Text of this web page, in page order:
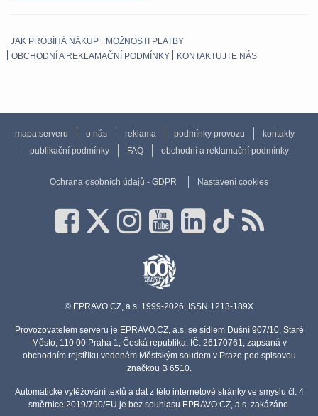
JAK PROBÍHÁ NÁKUP
MOŽNOSTI PLATBY
OBCHODNÍ A REKLAMAČNÍ PODMÍNKY
KONTAKTUJTE NÁS
mapa serveru o nás reklama podmínky provozu
kontakty
publikační podmínky
FAQ obchodní a reklamační podmínky
Ochrana osobních údajů - GDPR Nastavení cookies
© EPRAVO.CZ, a.s. 1999-2026, ISSN 1213-189X
Provozovatelem serveru je EPRAVO.CZ, a.s. se sídlem Dušní 907/10, Staré
Město, 110 00 Praha 1, Česká republika, IČ: 26170761, zapsaná v
obchodním rejstříku vedeném Městským soudem v Praze pod spisovou
značkou B 6510.
Automatické vytěžování textů a dat z této internetové stránky ve smyslu čl. 4
směrnice 2019/790/EU je bez souhlasu EPRAVO.CZ, a.s. zakázáno.